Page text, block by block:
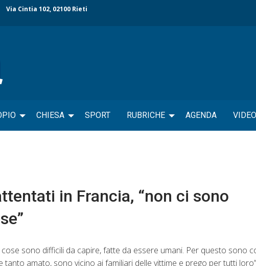
Via Cintia 102, 02100 Rieti
CHIESA SPORT RUBRICHE AGENDA VIDEO
in Francia, “non ci sono
sono difficili da capire, fatte da essere umani. Per questo sono
amato, sono vicino ai familiari delle vittime e prego per tutti